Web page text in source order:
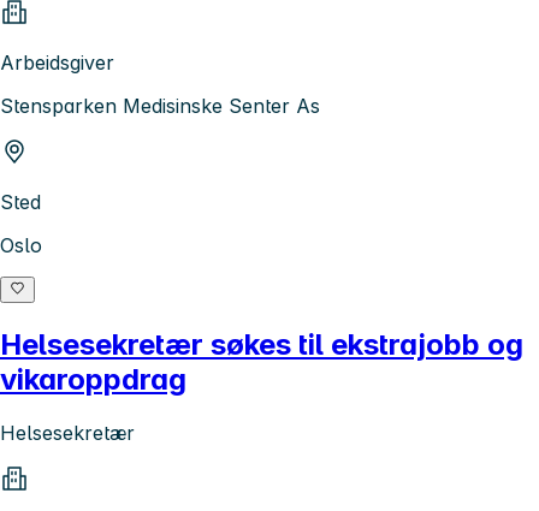
Arbeidsgiver
Stensparken Medisinske Senter As
Sted
Oslo
Helsesekretær søkes til ekstrajobb og
vikaroppdrag
Helsesekretær